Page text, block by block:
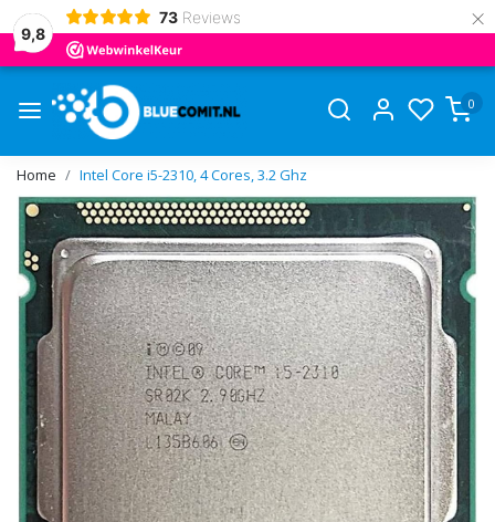
9,8
73 Reviews ×
0
Home Intel Core i5-2310, 4 Cores, 3.2 Ghz